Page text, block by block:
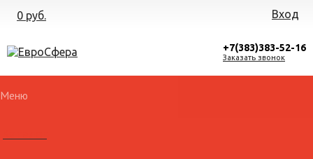
0 руб. Вход
+7(383)383-52-16
Заказать звонок
Меню